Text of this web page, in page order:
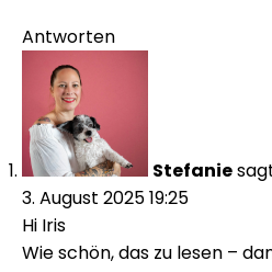
Antworten
Stefanie
3. August 2025 19:25
Hi Iris
Wie schön, das zu lesen –